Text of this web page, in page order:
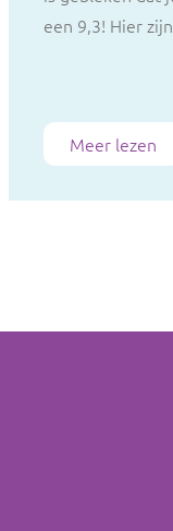
een 9,3! Hier
Meer lezen